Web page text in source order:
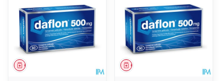
Geneesmiddel Geneesmiddel